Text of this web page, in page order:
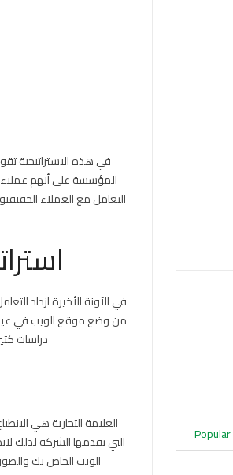
في هذه الاستراتيجية
المؤسسة على أنهم عملاء
التعامل مع العملاء
في الآونة الأخيرة ازداد
من وضع موقع الويب في عين
دراسات
العلامة التجارية هي
التي تقدمها الشركة لذلك
الويب الخاص بك
Popular